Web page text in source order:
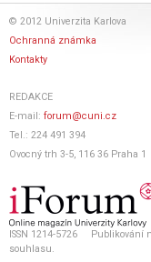
© 2012 Univerzita Karlova
Ochranná známka
Kontakty
REDAKCE
E-mail: forum@cuni.cz
Tel.: 224 491 394
Ovocný trh 3-5, 116 36 Praha 1
ISSN 1214-5726 Publikování
souhlasu.